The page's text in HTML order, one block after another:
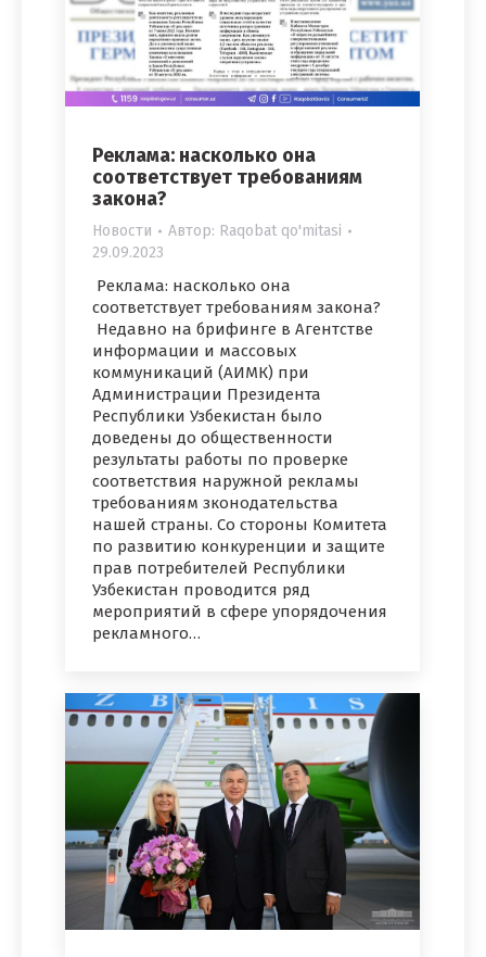
Реклама: насколько она
соответствует требованиям
закона?
Новости Автор: Raqobat qo'mitasi
29.09.2023
Реклама: насколько она
соответствует требованиям закона?
Недавно на брифинге в Агентстве
информации и массовых
коммуникаций (АИМК) при
Администрации Президента
Республики Узбекистан было
доведены до общественности
результаты работы по проверке
соответствия наружной рекламы
требованиям зконодательства
нашей страны. Со стороны Комитета
по развитию конкуренции и защите
прав потребителей Республики
Узбекистан проводится ряд
мероприятий в сфере упорядочения
рекламного…